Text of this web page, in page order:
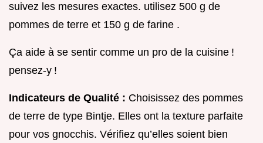
suivez les mesures exactes. utilisez 500 g de
pommes de terre et 150 g de farine .
Ça aide à se sentir comme un pro de la cuisine !
pensez-y !
Indicateurs de Qualité : Choisissez des pommes
de terre de type Bintje. Elles ont la texture parfaite
pour vos gnocchis. Vérifiez qu’elles soient bien